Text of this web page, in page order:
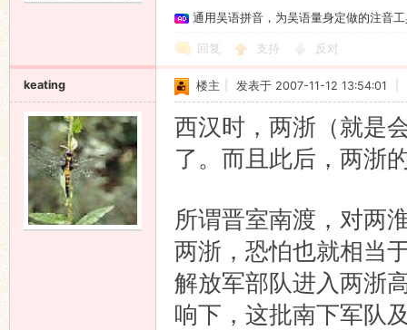
通用吴语拼音，为吴语量身定做的注音
回复 支持 反对
keating 楼主 发表于 2007-11-12 13:54:01
西汉时，两浙（就是
了。而且此后，两浙
所谓晋室南渡，对两
两浙，恐怕也就相当
解放军部队进入两浙
响下，这批南下军队